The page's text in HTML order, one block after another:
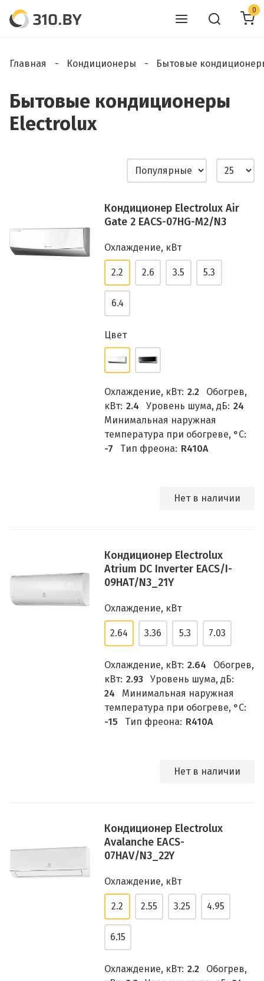
0
Главная Кондиционеры Бытовые
Бытовые кондиционеры
Electrolux
Кондиционер Electrolux Air
Gate 2 EACS-07HG-M2/N3
Охлаждение, кВт
2.2 2.6 3.5 5.3
6.4
Цвет
Охлаждение, кВт: 2.2
Обогрев,
кВт: 2.4 Уровень шума, дБ: 24
Минимальная наружная
температура при обогреве, °C:
-7
Тип фреона: R410A
Нет в наличии
Кондиционер Electrolux
Atrium DC Inverter EACS/I-
09HAT/N3_21Y
Охлаждение, кВт
2.64 3.36 5.3 7.03
Охлаждение, кВт: 2.64
Обогрев,
кВт: 2.93
Уровень шума, дБ:
24
Минимальная наружная
температура при обогреве, °C:
-15
Тип фреона: R410A
Нет в наличии
Кондиционер Electrolux
Avalanche EACS-
07HAV/N3_22Y
Охлаждение, кВт
2.2 2.55 3.25 4.95
6.15
Охлаждение, кВт: 2.2
Обогрев,